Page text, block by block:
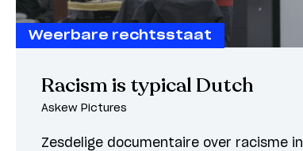
Weerbare rechtsstaat
Racism is typical Dutch
Askew Pictures
Zesdelige documentaire over racisme in